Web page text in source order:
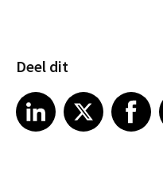
Deel dit
Share article on LinkedIn
LinkedIn
Share article on XShare article on